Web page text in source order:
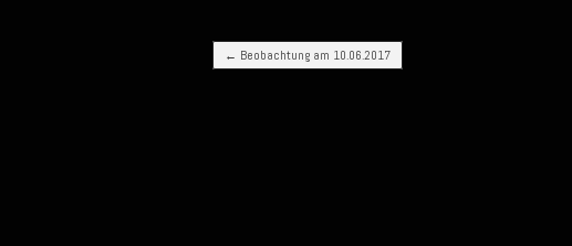
Post navigation
← Beobachtung am 10.06.2017